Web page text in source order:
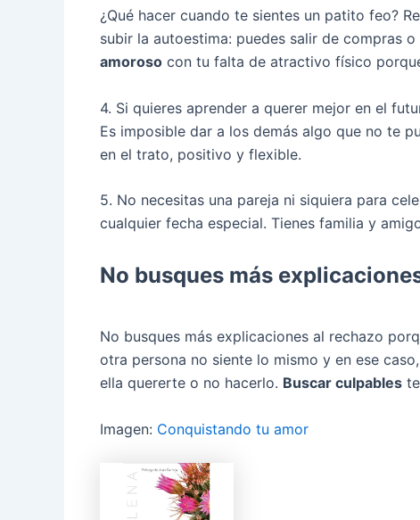
¿Qué hacer cuando te sientes un patito feo?
subir la autoestima: puedes salir de compras
amoroso con tu falta de atractivo físico
4. Si quieres aprender a querer mejor en el
Es imposible dar a los demás algo que no te
en el trato, positivo y flexible.
5. No necesitas una pareja ni siquiera para
cualquier fecha especial. Tienes familia y
No busques más
No busques más explicaciones al rechazo
otra persona no siente lo mismo y en ese
ella quererte o no hacerlo. Buscar culpables
Imagen: Conquistando tu amor